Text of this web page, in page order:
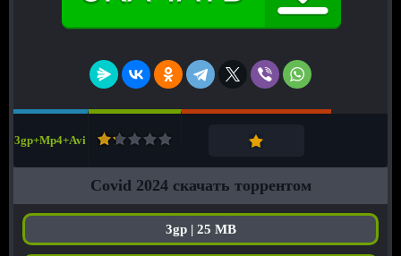
3gp+Mp4+Avi
Covid 2024 скачать торрентом
3gp | 25 MB